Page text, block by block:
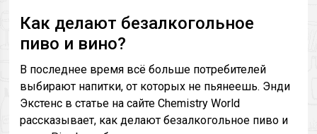
Как делают безалкогольное
пиво и вино?
В последнее время всё больше потребителей
выбирают напитки, от которых не пьянеешь. Энди
Экстенс в статье на сайте Chemistry World
рассказывает, как делают безалкогольное пиво и